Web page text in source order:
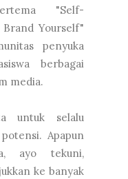
"Self-
Yourself"
penyuka
berbagai
media.
untuk selalu
Apapun
ayo tekuni,
ke banyak